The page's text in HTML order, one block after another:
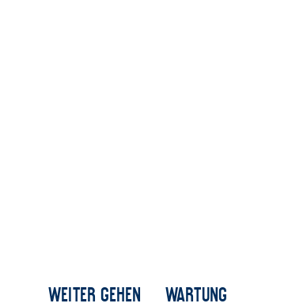
Weiter gehen Wartung